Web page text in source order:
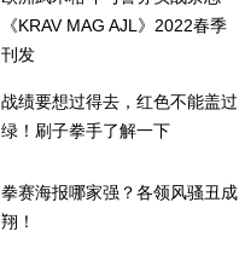
《KRAV MAG AJL》2022春季
刊发
战绩要想过得去，红色不能盖过
绿！刷子拳手了解一下
拳赛海报哪家强？各领风骚丑成
翔！